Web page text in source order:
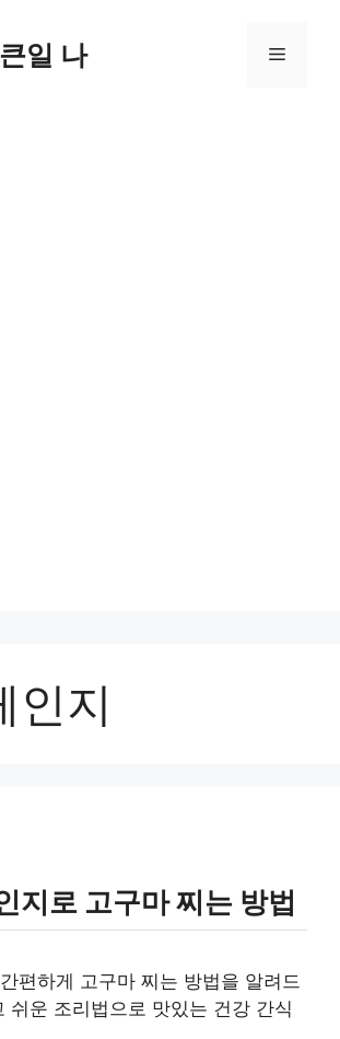
일 나 메
인지
지로 고구마 찌는 방법
편하게 고구마 찌는 방법을 알려드
쉬운 조리법으로 맛있는 건강 간식